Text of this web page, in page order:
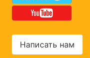
Написать нам